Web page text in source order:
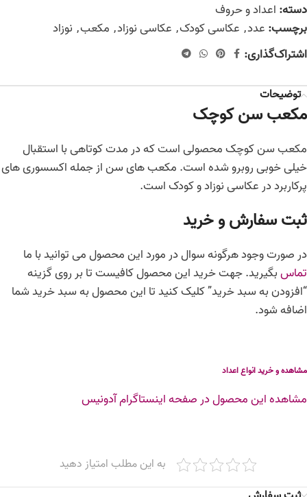
دسته: اعداد و حروف
برچسب: عدد, عکاسی کودک, عکاسی نوزاد, مکعب, نوزاد
اشتراک‌گذاری:
توضیحات
مکعب سن کوچک
مکعب سن کوچک محصولی است که در مدت کوتاهی با استقبال
خیلی خوبی روبرو شده است. مکعب های سن از جمله اکسسوری های
پرکاربرد در عکاسی نوزاد و کودک است.
ثبت سفارش و خرید
در صورت وجود هرگونه سوال در مورد این محصول می توانید با ما
تماسبگیرید. جهت خرید این محصول کافیست تا بر روی گزینه
“افزودن به سبد خرید” کلیک کنید تا این محصول به سبد خرید شما
اضافه شود.
مشاهده و خرید انواعاعداد
مشاهده این محصول در صفحه اینستاگرام آدونیس
به این مطلب امتیاز دهید